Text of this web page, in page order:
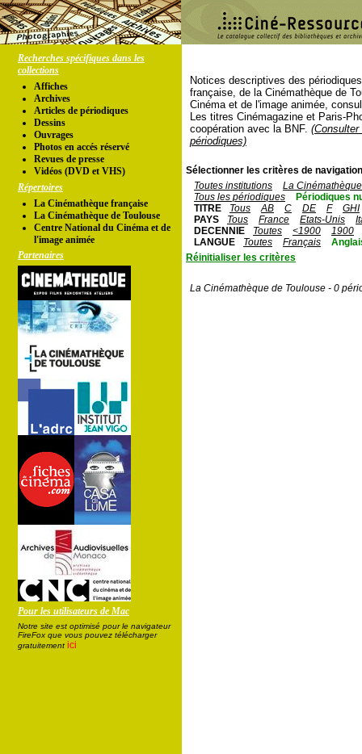
Recherches spécifiques dans les
collections
Affiches
Archives
Articles de périodiques
Dessins
Ouvrages
Photos en accés réservé
Revues de presse
Vidéos (DVD et VHS)
Répertoires
La Cinémathèque française
La Cinémathèque de Toulouse
Centre National du Cinéma et de
l'image animée
Partenaires
Pour les utilisateurs de Mac
Notre site est optimisé pour le navigateur
FireFox que vous pouvez télécharger
gratuitement ici
Notices descriptives des
française, de la Cinémathèque de
Cinéma et de l'image animée,
Les titres Cinémagazine et Paris-
coopération avec la BNF.
périodiques)
Sélectionner les critères de
Toutes institutions
La
Tous les périodiques
Périodiques
TITRE
Tous AB C DE F
GHI
PAYS
Tous France Etats-Unis
DECENNIE
Toutes <1900
1900
LANGUE
Toutes Français
Réinitialiser les critères
La Cinémathèque de Toulouse - 0